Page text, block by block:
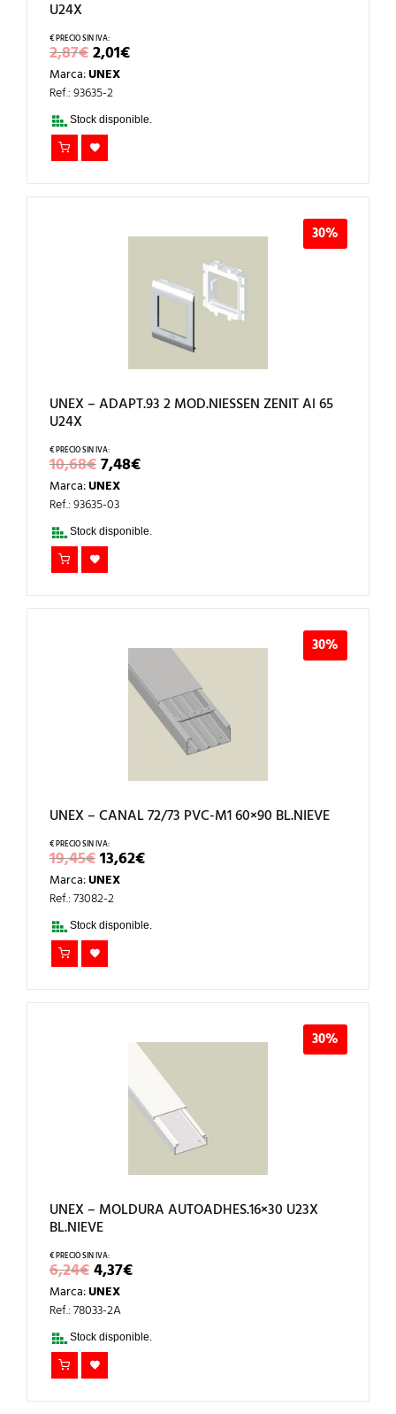
U24X
2,87€EL
PRECIO
ORIGINAL
ERA:
2,87€.
2,01€EL
PRECIO
2,01€.
Marca:UNEX
Ref.: 93635-2
Stock disponible.
30%
UNEX – ADAPT.93 2 MOD.NIESSEN ZENIT Al 65
U24X
10,68€EL
PRECIO
ORIGINAL
ERA:
10,68€.
7,48€EL
PRECIO
7,48€.
Marca:UNEX
Ref.: 93635-03
Stock disponible.
30%
UNEX – CANAL 72/73 PVC-M1 60×90 BL.NIEVE
19,45€EL
PRECIO
ORIGINAL
ERA:
19,45€.
13,62€EL
PRECIO
Marca:UNEX
Ref.: 73082-2
Stock disponible.
30%
UNEX – MOLDURA AUTOADHES.16×30 U23X
BL.NIEVE
6,24€EL
PRECIO
ORIGINAL
ERA:
6,24€.
4,37€EL
PRECIO
4,37€.
Marca:UNEX
Ref.: 78033-2A
Stock disponible.